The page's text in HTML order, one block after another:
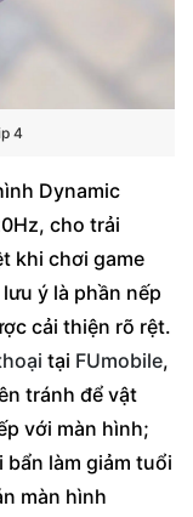
4
Dynamic
cho trải
khi chơi game
ý là phần nếp
cải thiện rõ rệt.
tại FUmobile,
tránh để vật
với màn hình;
làm giảm tuổi
màn hình